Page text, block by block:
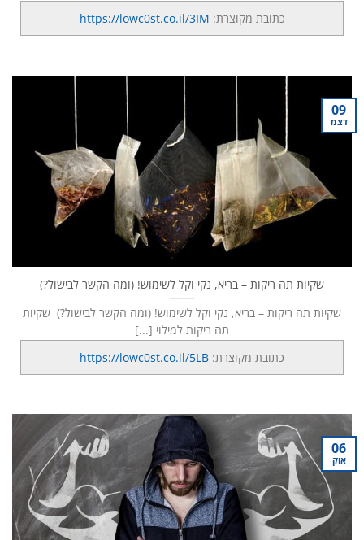
כתובת מקוצרת: https://lowc0st.co.il/3IM
שקיות תה ריקות – בריא, נקי וקל לשימוש! (ומה הקשר לבישול?)
שקיות תה ריקות – בריא, נקי וקל לשימוש! (ומה הקשר לבישול?) שקיות
תה ריקות למילוי [...]
כתובת מקוצרת: https://lowc0st.co.il/5LB
09
דצמ
06
אוק